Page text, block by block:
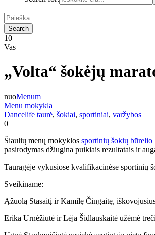
10
Vas
„Volta“ šokėjų
nuoMenum
Menu mokykla
Dancelife taurė, šokiai, sportiniai, varžybos
0
Šiaulių menų mokyklos sportinių šokių būrelio
pasirodymas džiugina puikiais rezultatais ir
Tauragėje vykusiose kvalifikacinėse sportinių
Sveikiname:
Ąžuolą Stasaitį ir Kamilę Čingaitę,
Erika Urnėžiūtė ir Lėja Šidlauskaitė užėmė